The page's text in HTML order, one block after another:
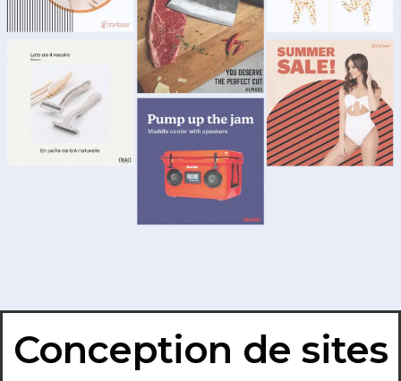
Conception de sites